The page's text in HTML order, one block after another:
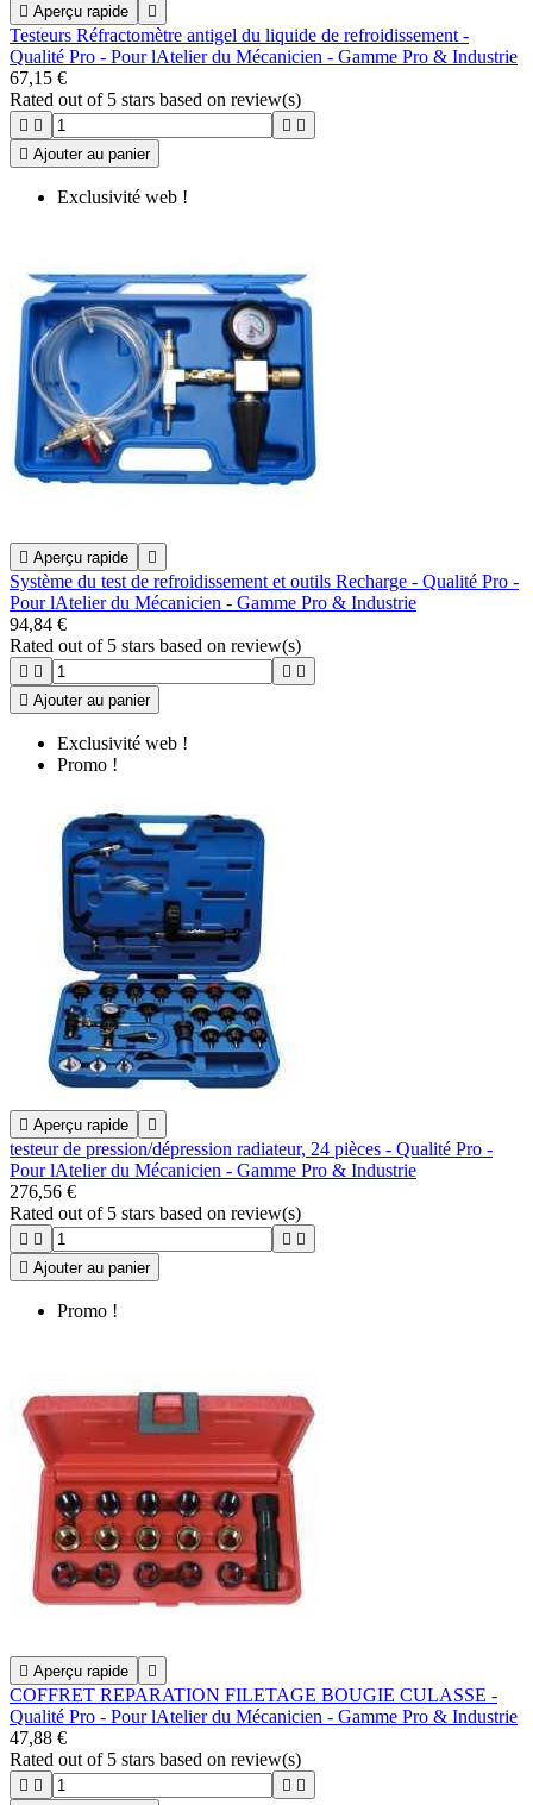
 Aperçu rapide 
Testeurs Réfractomètre antigel du liquide de refroidissement -
Qualité Pro - Pour lAtelier du Mécanicien - Gamme Pro & Industrie
67,15 €
Rated out of 5 stars based on review(s)
   
 Ajouter au panier
Exclusivité web !
 Aperçu rapide 
Système du test de refroidissement et outils Recharge - Qualité Pro -
Pour lAtelier du Mécanicien - Gamme Pro & Industrie
94,84 €
Rated out of 5 stars based on review(s)
   
 Ajouter au panier
Exclusivité web !
Promo !
 Aperçu rapide 
testeur de pression/dépression radiateur, 24 pièces - Qualité Pro -
Pour lAtelier du Mécanicien - Gamme Pro & Industrie
276,56 €
Rated out of 5 stars based on review(s)
   
 Ajouter au panier
Promo !
 Aperçu rapide 
COFFRET REPARATION FILETAGE BOUGIE CULASSE -
Qualité Pro - Pour lAtelier du Mécanicien - Gamme Pro & Industrie
47,88 €
Rated out of 5 stars based on review(s)
   